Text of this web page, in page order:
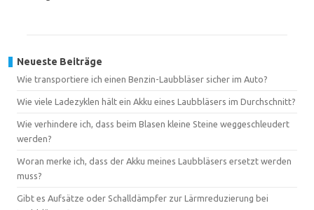
Neueste Beiträge
Wie transportiere ich einen Benzin-Laubbläser sicher im Auto?
Wie viele Ladezyklen hält ein Akku eines Laubbläsers im Durchschnitt?
Wie verhindere ich, dass beim Blasen kleine Steine weggeschleudert
werden?
Woran merke ich, dass der Akku meines Laubbläsers ersetzt werden
muss?
Gibt es Aufsätze oder Schalldämpfer zur Lärmreduzierung bei